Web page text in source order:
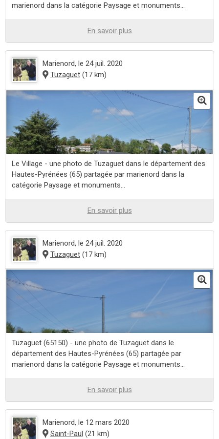
marienord dans la catégorie Paysage et monuments...
En savoir plus
Marienord, le 24 juil. 2020
Tuzaguet(17 km)
Le Village - une photo de Tuzaguet dans le département des
Hautes-Pyrénées (65) partagée par marienord dans la
catégorie Paysage et monuments...
En savoir plus
Marienord, le 24 juil. 2020
Tuzaguet(17 km)
Tuzaguet (65150) - une photo de Tuzaguet dans le
département des Hautes-Pyrénées (65) partagée par
marienord dans la catégorie Paysage et monuments...
En savoir plus
Marienord, le 12 mars 2020
Saint-Paul (21 km)